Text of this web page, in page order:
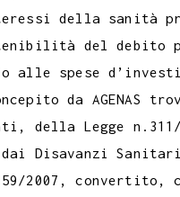
della sanità
del debito
alle spese
da AGENAS
della Legge
Disavanzi
2007,